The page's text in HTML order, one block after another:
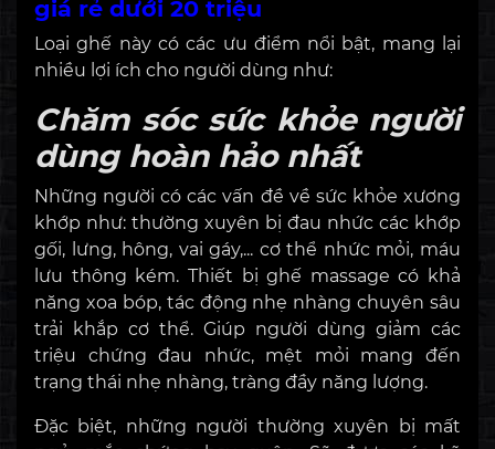
giá rẻ dưới 20 triệu
Loại ghế này có các ưu điểm nổi bật, mang lại
nhiều lợi ích cho người dùng như:
Chăm sóc sức khỏe người
dùng hoàn hảo nhất
Những người có các vấn đề về sức khỏe xương
khớp như: thường xuyên bị đau nhức các khớp
gối, lưng, hông, vai gáy,... cơ thể nhức mỏi, máu
lưu thông kém. Thiết bị ghế massage có khả
năng xoa bóp, tác động nhẹ nhàng chuyên sâu
trải khắp cơ thể. Giúp người dùng giảm các
triệu chứng đau nhức, mệt mỏi mang đến
trạng thái nhẹ nhàng, tràng đầy năng lượng.
Đặc biệt, những người thường xuyên bị mất